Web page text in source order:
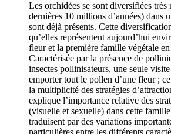
Les orchidées se sont diversifiées très
dernières 10 millions d’années) dans
sont déjà présents. Cette
qu’elles représentent aujourd’hui
fleur et la première famille végétale en
Caractérisée par la présence de
insectes pollinisateurs, une seule
emporter tout le pollen d’une fleur ;
la multiplicité des stratégies
explique l’importance relative des
(visuelle et sexuelle) dans cette
traduisent par des variations